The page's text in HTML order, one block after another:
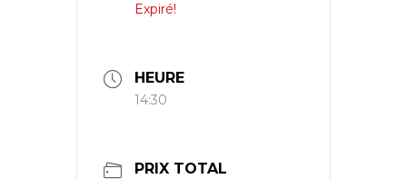
Expiré!
HEURE
14:30
PRIX TOTAL